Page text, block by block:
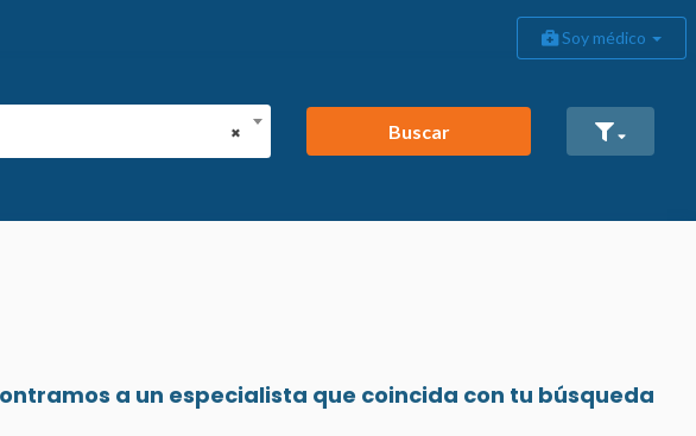
Soy médico
×
Buscar
a un especialista que coincida con tu búsqueda